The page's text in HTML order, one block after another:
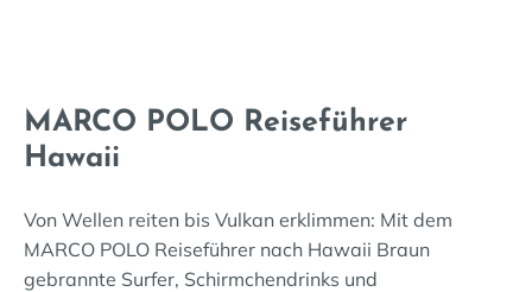
MARCO POLO Reiseführer
Hawaii
Von Wellen reiten bis Vulkan erklimmen: Mit dem
MARCO POLO Reiseführer nach Hawaii Braun
gebrannte Surfer, Schirmchendrinks und